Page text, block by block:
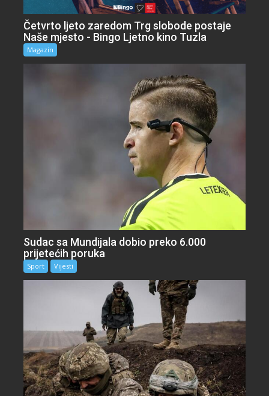
Četvrto ljeto zaredom Trg slobode postaje
Naše mjesto - Bingo Ljetno kino Tuzla
Magazin
Sudac sa Mundijala dobio preko 6.000
prijetećih poruka
Sport Vijesti